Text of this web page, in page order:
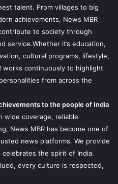
talent. From villages to big
achievements, News MBR
to society through
service.Whether it’s education,
cultural programs, lifestyle,
works continuously to highlight
from across the
to the people of India
wide coverage, reliable
News MBR has become one of
news platforms. We provide
the spirit of India.
every culture is respected,